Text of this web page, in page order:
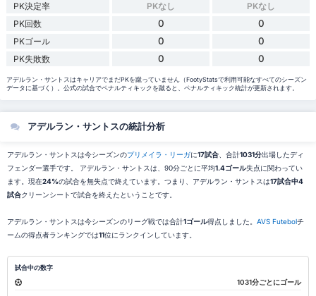
PK決定率
PKなし
PKなし
PK回数
0 0
PKゴール 0 0
PK失敗数 0 0
アデルラン・サントスはキャリアでまだPKを蹴っていません（FootyStatsで利用可能なすべてのシーズン
データに基づく）。公式の試合でペナルティキックを蹴ると、ペナルティキック統計が更新されます。
アデルラン・サントスの統計分析
アデルラン・サントスは今シーズンのプリメイラ・リーガに17試合、合計1031分出場したディ
フェンダー選手です。 アデルラン・サントスは、90分ごとに平均1.4ゴール失点に関わってい
ます。現在24%の試合を無失点で終えています。つまり、アデルラン・サントスは17試合中4
試合クリーンシートで試合を終えたということです。
アデルラン・サントスは今シーズンのリーグ戦では合計1ゴール得点しました。 AVS Futebolチ
ームの得点者ランキングでは11位にランクインしています。
試合中の数字
1031分ごとにゴール